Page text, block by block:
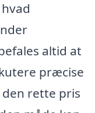
altid at
præcise
rette pris